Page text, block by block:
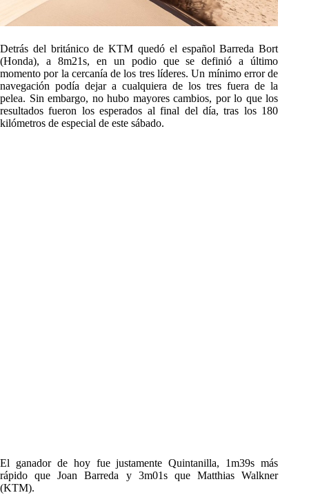
Detrás del británico de KTM quedó el español Barreda Bort
(Honda), a 8m21s, en un podio que se definió a último
momento por la cercanía de los tres líderes. Un mínimo error de
navegación podía dejar a cualquiera de los tres fuera de la
pelea. Sin embargo, no hubo mayores cambios, por lo que los
resultados fueron los esperados al final del día, tras los 180
kilómetros de especial de este sábado.
El ganador de hoy fue justamente Quintanilla, 1m39s más
rápido que Joan Barreda y 3m01s que Matthias Walkner
(KTM).